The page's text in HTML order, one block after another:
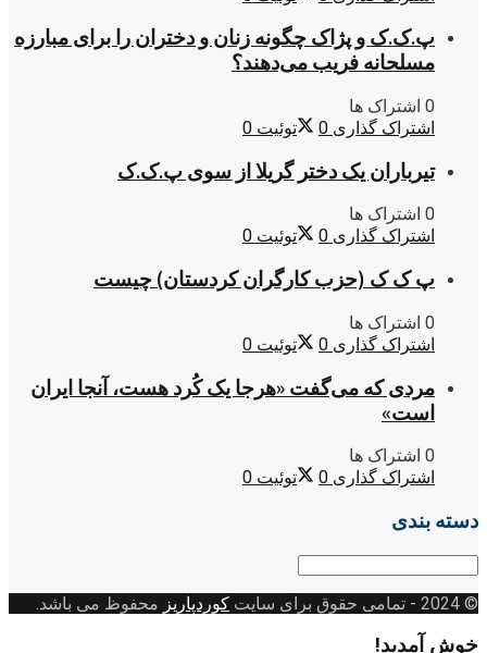
پ.ک.ک و پژاک چگونه زنان و دختران را برای مبارزه
مسلحانه فریب می‌دهند؟
0 اشتراک ها
اشتراک گذاری 0 توئیت 0
تیرباران یک دختر گریلا از سوی پ.ک.ک
0 اشتراک ها
اشتراک گذاری 0 توئیت 0
پ ک ک (حزب کارگران کردستان) چیست
0 اشتراک ها
اشتراک گذاری 0 توئیت 0
مردی که می‌گفت «هرجا یک کُرد هست، آنجا ایران
است»
0 اشتراک ها
اشتراک گذاری 0 توئیت 0
دسته بندی
دسته
© 2024
- تمامی حقوق برای سایت کوردپاریز محفوظ می باشد.
خوش آمدید!